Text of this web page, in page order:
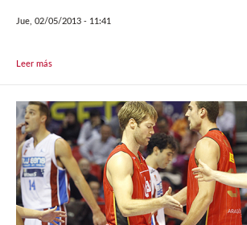
Jue, 02/05/2013 - 11:41
Leer más